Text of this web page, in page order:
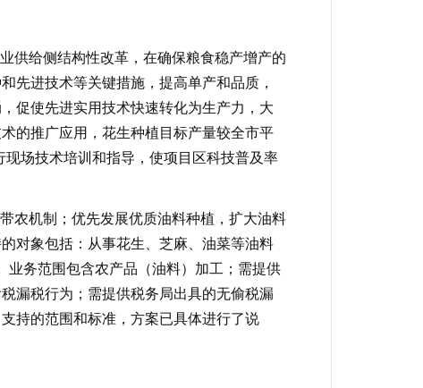
供给侧结构性改革，在确保粮食稳产增产的
先进技术等关键措施，提高单产和品质，
促使先进实用技术快速转化为生产力，大
的推广应用，花生种植目标产量较全市平
场技术培训和指导，使项目区科技普及率
农机制；优先发展优质油料种植，扩大油料
对象包括：从事花生、芝麻、油菜等油料
业务范围包含农产品（油料）加工；需提供
漏税行为；需提供税务局出具的无偷税漏
持的范围和标准，方案已具体进行了说